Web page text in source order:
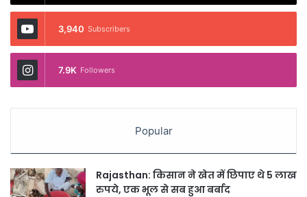
3,940 Subscribers
7.9K Followers
Popular
Rajasthan: किसान ने खेत में छिपाए थे 5 लाख
रुपये, एक भूल से सब हुआ बर्बाद